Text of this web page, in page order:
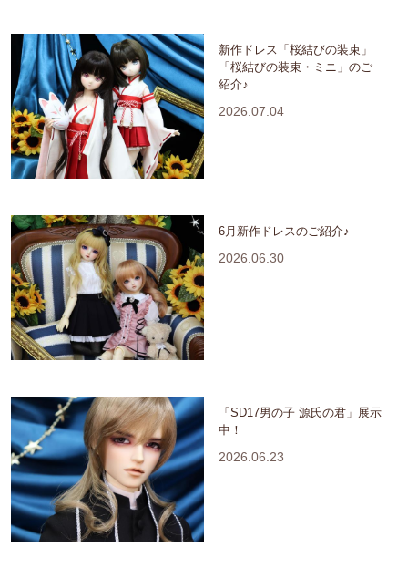
新作ドレス「桜結びの装束」
「桜結びの装束・ミニ」のご
紹介♪
2026.07.04
6月新作ドレスのご紹介♪
2026.06.30
「SD17男の子 源氏の君」展示
中！
2026.06.23